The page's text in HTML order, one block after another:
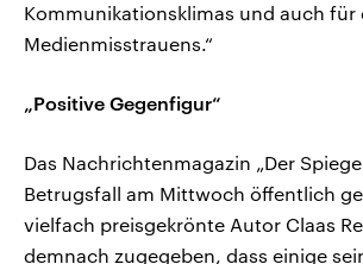
Kommunikationsklimas und auch für
Medienmisstrauens.“
„Positive Gegenfigur“
Das Nachrichtenmagazin „Der
Betrugsfall am Mittwoch öffentlich
vielfach preisgekrönte Autor Claas
demnach zugegeben, dass einige